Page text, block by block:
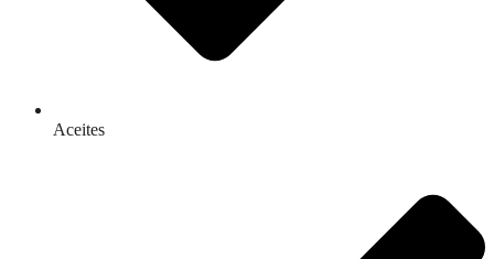
Aceites